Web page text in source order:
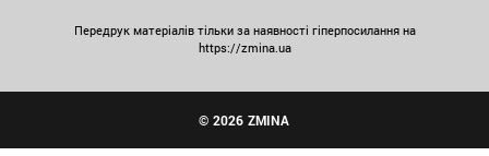
Передрук матеріалів тільки за наявності гіперпосилання на
https://zmina.ua
© 2026 ZMINA